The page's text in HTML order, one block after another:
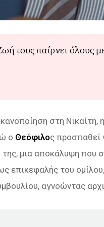
τους παίρνει όλους
στη Νικαίτη,
ο Θεόφιλος προσπαθεί
της, μια αποκάλυψη που
επικεφαλής του
αγνοώντας